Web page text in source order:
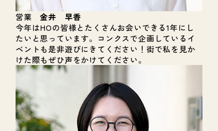
営業金井 早香
今年はHOの皆様とたくさんお会いできる1年にし
たいと思っています。コンクスで企画しているイ
ベントも是非遊びにきてください！街で私を見か
けた際もぜひ声をかけてください。